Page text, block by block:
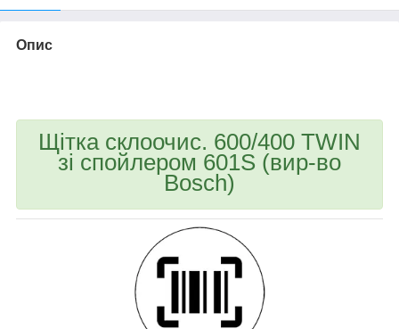
Опис
Щітка склоочис. 600/400 TWIN
зі спойлером 601S (вир-во
Bosch)